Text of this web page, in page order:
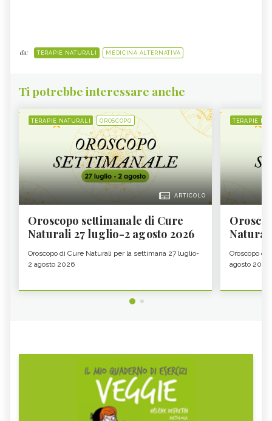
da: TERAPIE NATURALI MEDICINA ALTERNATIVA
Ti potrebbe interessare anche
TERAPIE NATURALI OROSCOPO
ARTICOLO
Oroscopo settimanale di Cure
Naturali 27 luglio-2 agosto 2026
Oroscopo di Cure Naturali per la settimana 27 luglio-
2 agosto 2026
TERAPIE
Oroscopo di
agosto 2026